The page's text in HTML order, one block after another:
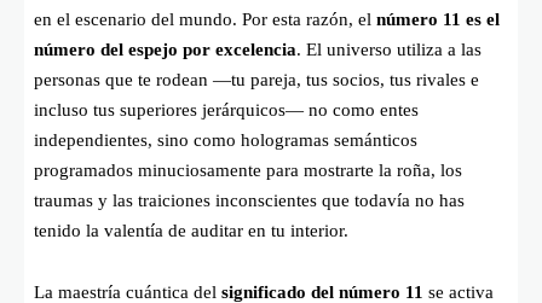
en el escenario del mundo. Por esta razón, el número 11 es el
número del espejo por excelencia. El universo utiliza a las
personas que te rodean —tu pareja, tus socios, tus rivales e
incluso tus superiores jerárquicos— no como entes
independientes, sino como hologramas semánticos
programados minuciosamente para mostrarte la roña, los
traumas y las traiciones inconscientes que todavía no has
tenido la valentía de auditar en tu interior.
La maestría cuántica del significado del número 11 se activa